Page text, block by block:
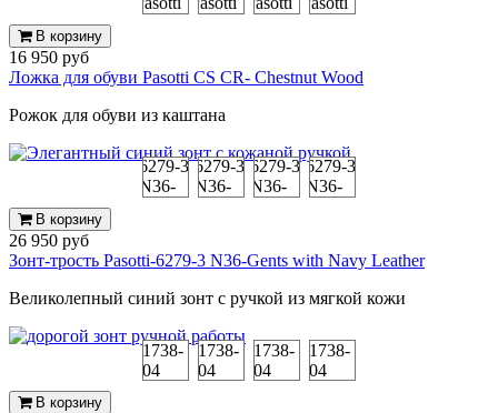
В корзину
16 950 руб
Ложка для обуви Pasotti CS CR- Chestnut Wood
Рожок для обуви из каштана
В корзину
26 950 руб
Зонт-трость Pasotti-6279-3 N36-Gents with Navy Leather
Великолепный синий зонт с ручкой из мягкой кожи
В корзину